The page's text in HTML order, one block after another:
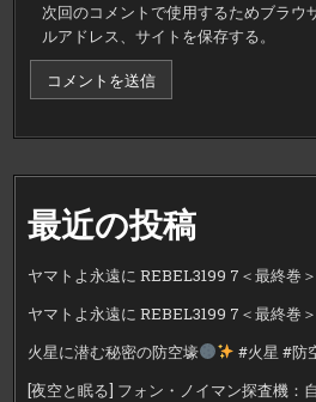
次回のコメントで使用するためブラウ
ルアドレス、サイトを保存する。
最近の投稿
ヤマトよ永遠に REBEL3199 7＜最終巻＞
ヤマトよ永遠に REBEL3199 7＜最終巻
火星に潜む秘密の防空壕
#火星 #防
[夜空と眠る] フォン・ノイマン探査機：